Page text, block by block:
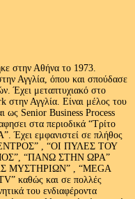
στην Αθήνα το 1973.
Αγγλία, όπου και σπούδασε
Έχει μεταπτυχιακό στο
στην Αγγλία. Είναι μέλος του
ως Senior Business Process
στα περιοδικά “Τρίτο
εμφανιστεί σε πλήθος
, “ΟΙ ΠΥΛΕΣ ΤΟΥ
“ΠΑΝΩ ΣΤΗΝ ΩΡΑ”
ΜΥΣΤΗΡΙΩΝ” , “MEGA
καθώς και σε πολλές
του ενδιαφέροντα